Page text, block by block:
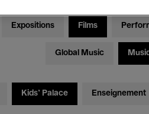
Expositions Films
Global Music
Kids’ Palace Enseignement